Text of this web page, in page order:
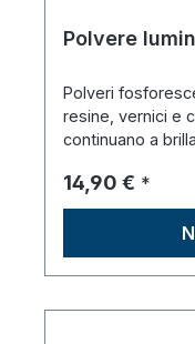
Polvere
Polveri
resine, vernici e
continuano a
Prezzo
14,90 € *